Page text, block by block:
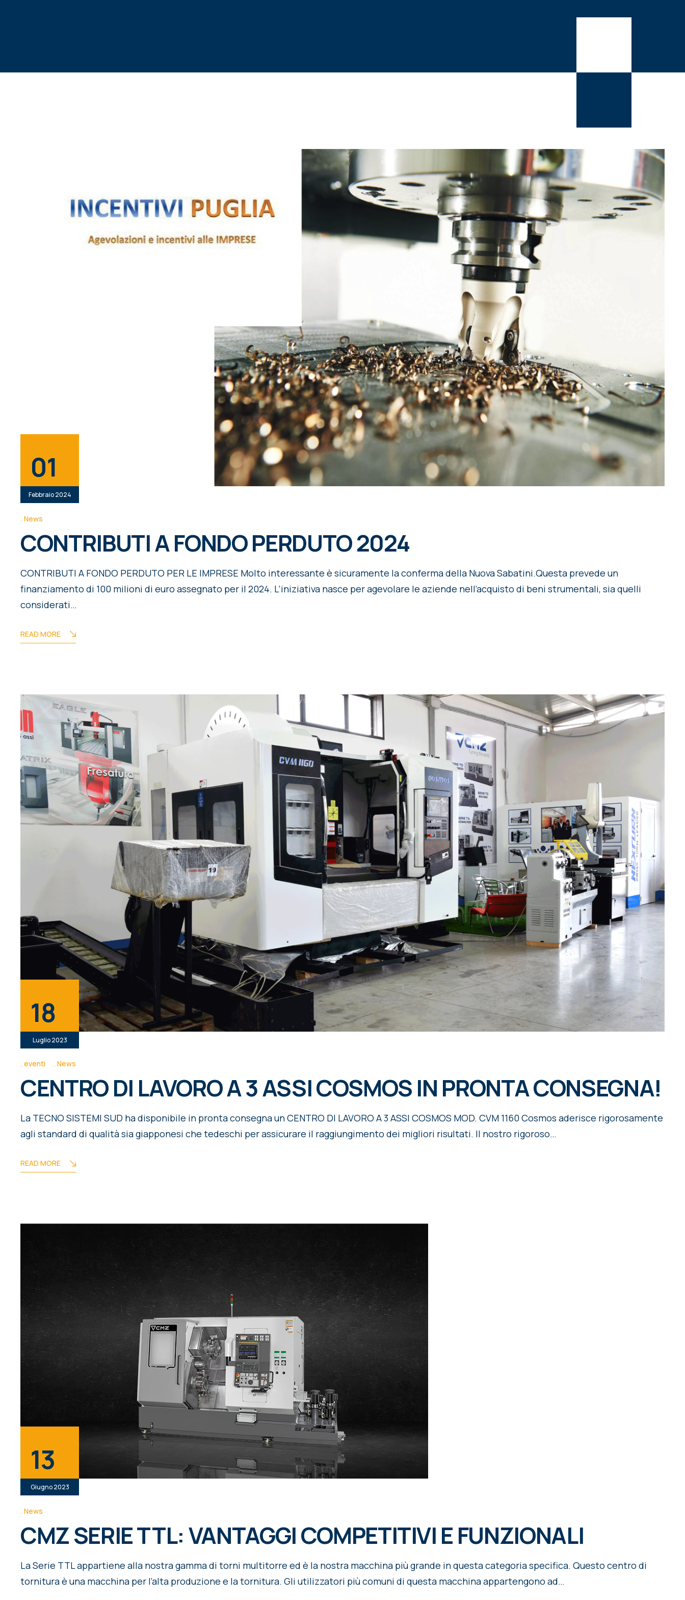
01
Febbraio 2024
News
CONTRIBUTI A FONDO PERDUTO 2024
CONTRIBUTI A FONDO PERDUTO PER LE IMPRESE Molto interessante è sicuramente la conferma della Nuova Sabatini.Questa prevede un
finanziamento di 100 milioni di euro assegnato per il 2024. L’iniziativa nasce per agevolare le aziende nell’acquisto di beni strumentali, sia quelli
considerati…
READ MORE
18
Luglio 2023
eventi News
CENTRO DI LAVORO A 3 ASSI COSMOS IN PRONTA CONSEGNA!
La TECNO SISTEMI SUD ha disponibile in pronta consegna un CENTRO DI LAVORO A 3 ASSI COSMOS MOD. CVM 1160 Cosmos aderisce rigorosamente
agli standard di qualità sia giapponesi che tedeschi per assicurare il raggiungimento dei migliori risultati. Il nostro rigoroso…
READ MORE
13
Giugno 2023
News
CMZ SERIE TTL: VANTAGGI COMPETITIVI E FUNZIONALI
La Serie TTL appartiene alla nostra gamma di torni multitorre ed è la nostra macchina più grande in questa categoria specifica. Questo centro di
tornitura è una macchina per l’alta produzione e la tornitura. Gli utilizzatori più comuni di questa macchina appartengono ad…